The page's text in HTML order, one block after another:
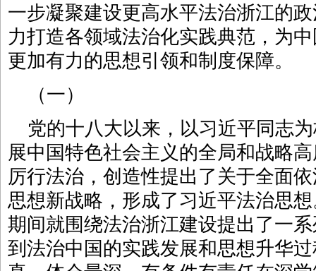
一步凝聚建设更高水平法治浙江的
力打造各领域法治化实践典范，为
更加有力的思想引领和制度保障。
（一）
党的十八大以来，以习近平同志
展中国特色社会主义的全局和战略
厉行法治，创造性提出了关于全面
思想新战略，形成了习近平法治思
期间就围绕法治浙江建设提出了一
到法治中国的实践发展和思想升华